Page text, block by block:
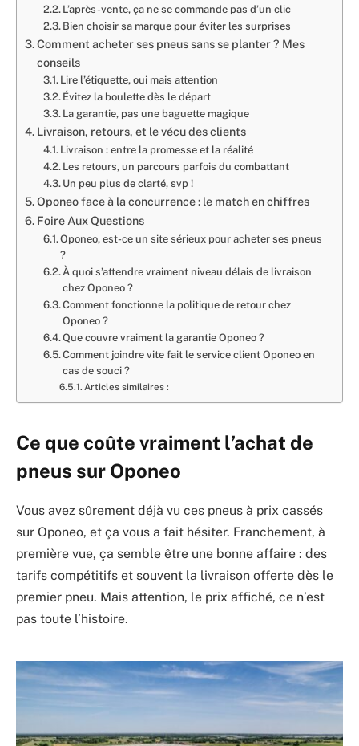
L’après-vente, ça ne se commande pas d’un clic
Bien choisir sa marque pour éviter les surprises
Comment acheter ses pneus sans se planter ? Mes
conseils
Lire l’étiquette, oui mais attention
Évitez la boulette dès le départ
La garantie, pas une baguette magique
Livraison, retours, et le vécu des clients
Livraison : entre la promesse et la réalité
Les retours, un parcours parfois du combattant
Un peu plus de clarté, svp !
Oponeo face à la concurrence : le match en chiffres
Foire Aux Questions
Oponeo, est-ce un site sérieux pour acheter ses pneus
?
À quoi s’attendre vraiment niveau délais de livraison
chez Oponeo ?
Comment fonctionne la politique de retour chez
Oponeo ?
Que couvre vraiment la garantie Oponeo ?
Comment joindre vite fait le service client Oponeo en
cas de souci ?
Articles similaires :
Ce que coûte vraiment l’achat de
pneus sur Oponeo
Vous avez sûrement déjà vu ces pneus à prix cassés
sur Oponeo, et ça vous a fait hésiter. Franchement, à
première vue, ça semble être une bonne affaire : des
tarifs compétitifs et souvent la livraison offerte dès le
premier pneu. Mais attention, le prix affiché, ce n’est
pas toute l’histoire.